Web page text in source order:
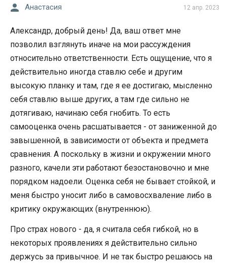
12 апр. 2023
Анастасия
Александр, добрый день! Да, ваш ответ мне
позволил взглянуть иначе на мои рассуждения
относительно ответственности. Есть ощущение, что я
действительно иногда ставлю себе и другим
высокую планку и там, где я ее достигаю, мысленно
себя ставлю выше других, а там где сильно не
дотягиваю, начинаю себя гнобить. То есть
самооценка очень расшатывается - от заниженной до
завышенной, в зависимости от объекта и предмета
сравнения. А поскольку в жизни и окружении много
разного, качели эти работают безостановочно и мне
порядком надоели. Оценка себя не бывает стойкой, и
меня быстро уносит либо в самовосхваление либо в
критику окружающих (внутреннюю).
Про страх нового - да, я считала себя гибкой, но в
некоторых проявлениях я действительно сильно
держусь за привычное. И не так быстро решаюсь на